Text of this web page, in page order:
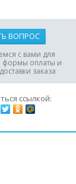
ВОПРОС
с вами для
формы оплаты и
заказа
ссылкой: